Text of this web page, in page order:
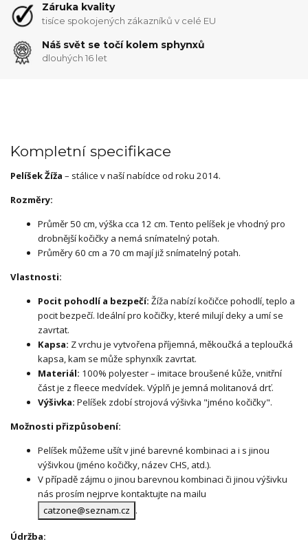
Záruka kvality
tisíce spokojených zákazníků v celé EU
Náš svět se točí kolem sphynxů
dlouhých 16 let
Kompletní specifikace
Pelíšek Žíža – stálice v naší nabídce od roku 2014.
Rozměry:
Průměr 50 cm, výška cca 12 cm. Tento pelíšek je vhodný pro
drobnější kočičky a nemá snímatelný potah.
Průměry 60 cm a 70 cm mají již snímatelný potah.
Vlastnosti:
Pocit pohodlí a bezpečí: Žíža nabízí kočičce pohodlí, teplo a
pocit bezpečí. Ideální pro kočičky, které milují deky a umí se
zavrtat.
Kapsa: Z vrchu je vytvořena příjemná, měkoučká a teploučká
kapsa, kam se může sphynxík zavrtat.
Materiál: 100% polyester – imitace broušené kůže, vnitřní
část je z fleece medvídek. Výplň je jemná molitanová drť.
Výšivka: Pelíšek zdobí strojová výšivka "jméno kočičky".
Možnosti přizpůsobení:
Pelíšek můžeme ušít v jiné barevné kombinaci a i s jinou
výšivkou (jméno kočičky, název CHS, atd.).
V případě zájmu o jinou barevnou kombinaci či jinou výšivku
nás prosím nejprve kontaktujte na mailu
catzone@seznam.cz .
Údržba: